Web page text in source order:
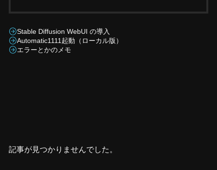
Stable Diffusion WebUI の導入
Automatic1111起動（ローカル版）
エラーとかのメモ
記事が見つかりませんでした。